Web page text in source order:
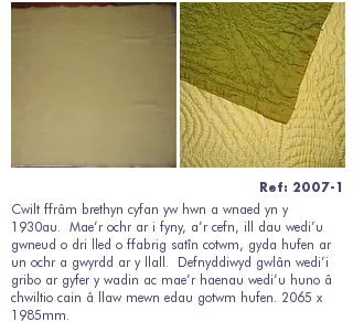
Ref: 2007-1
Cwilt ffrâm brethyn cyfan yw hwn a wnaed yn y
1930au. Mae’r ochr ar i fyny, a’r cefn, ill dau wedi’u
gwneud o dri lled o ffabrig satîn cotwm, gyda hufen ar
un ochr a gwyrdd ar y llall. Defnyddiwyd gwlân wedi’i
gribo ar gyfer y wadin ac mae’r haenau wedi’u huno â
chwiltio cain â llaw mewn edau gotwm hufen. 2065 x
1985mm.